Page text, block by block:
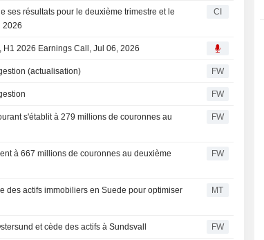
ses résultats pour le deuxième trimestre et le
2026
CI
H1 2026 Earnings Call, Jul 06, 2026
(actualisation) FW
FW
s'établit à 279 millions de couronnes au
FW
à 667 millions de couronnes au deuxième
FW
des actifs immobiliers en Suede pour optimiser
MT
et cède des actifs à Sundsvall FW